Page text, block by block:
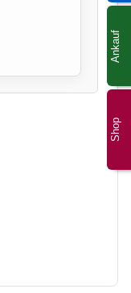
Shop
Ankauf